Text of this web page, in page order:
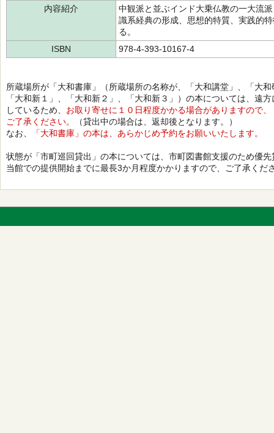
内容紹介
中観派と並ぶインド大乗仏教の一大流
識系経典の形成、思想的特質、実践的
る。
ISBN
978-4-393-10167-4
所蔵場所が「大和書庫」（所蔵場所の名称が、「大和講堂」、「大和
「大和新１」、「大和新２」、「大和新３」）の本については、遠方
しているため、 お取り寄せに１０日程度かかる場合がありますので、
ご了承ください。
（貸出中の場合は、返却後となります。）
なお、
「大和書庫」の本は、あらかじめ予約をお願いいたします。
状態が「市町巡回貸出」の本については、市町図書館支援のため優
当館での提供開始までに最長3か月程度かかりますので、ご了承くだ